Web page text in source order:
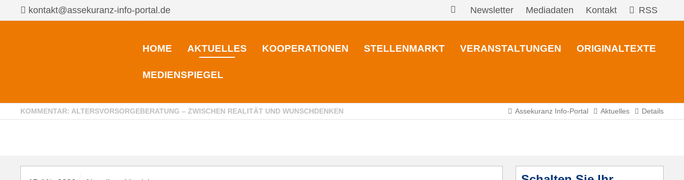
kontakt@assekuranz-info-portal.de Newsletter Mediadaten Kontakt RSS
HOME AKTUELLES KOOPERATIONEN STELLENMARKT VERANSTALTUNGEN ORIGINALTEXTE
MEDIENSPIEGEL
KOMMENTAR: ALTERSVORSORGEBERATUNG – ZWISCHEN REALITÄT UND WUNSCHDENKEN Assekuranz Info-Portal Aktuelles Details